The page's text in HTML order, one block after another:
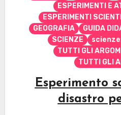
ESPERIMENTI E
ESPERIMENTI
GEOGRAFIA
GUIDA
SCIENZE
TUTTI GLI
TUTTI GLI
Esperimento
disastro